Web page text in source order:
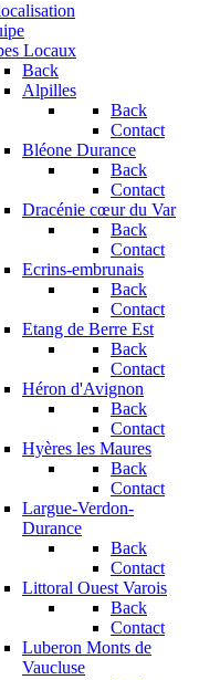
Locaux
Back
Alpilles
Back
Contact
Bléone Durance
Back
Contact
Dracénie cœur du Var
Back
Contact
Ecrins-embrunais
Back
Contact
Etang de Berre Est
Back
Contact
Héron d'Avignon
Back
Contact
Hyères les Maures
Back
Contact
Largue-Verdon-
Durance
Back
Contact
Littoral Ouest Varois
Back
Contact
Luberon Monts de
Vaucluse